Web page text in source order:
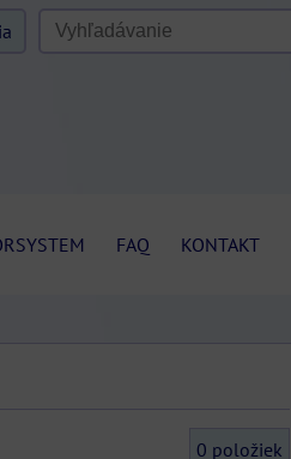
FAQ KONTAKT
0 položiek